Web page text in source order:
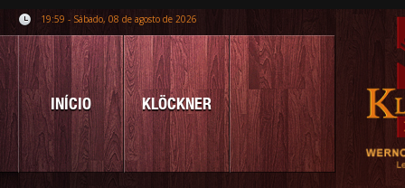
19:59 - Sábado, 08 de agosto de 2026
INÍCIO KLÖCKNER